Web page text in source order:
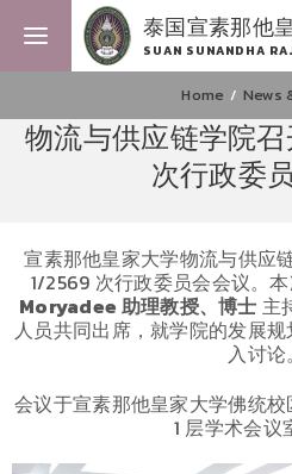
泰国宣素那他
SUAN SUNANDHA
Home News
物流与供应链学院
次行政委
宣素那他皇家大学物流与供应
1/2569 次行政委员会会议。
Moryadee 助理教授、博士 主
人员共同出席，就学院的发展
入讨论。
会议于宣素那他皇家大学佛统
1 层学术会议